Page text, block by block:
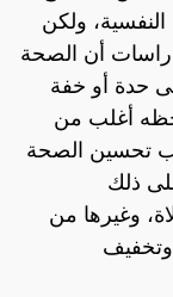
ولكن
أن الصحة
حدة أو خفة
أغلب من
تحسين الصحة
ذلك
وغيرها من
وتخفيف